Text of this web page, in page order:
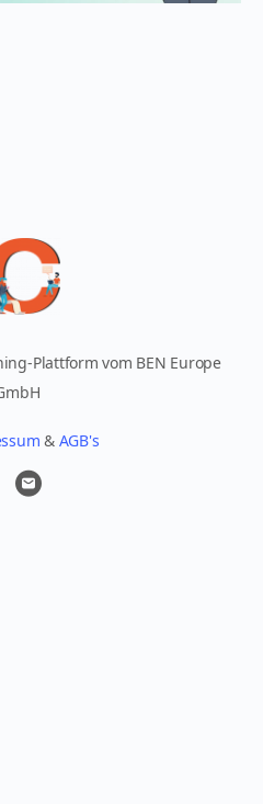
Plattform vom BEN Europe
& AGB's